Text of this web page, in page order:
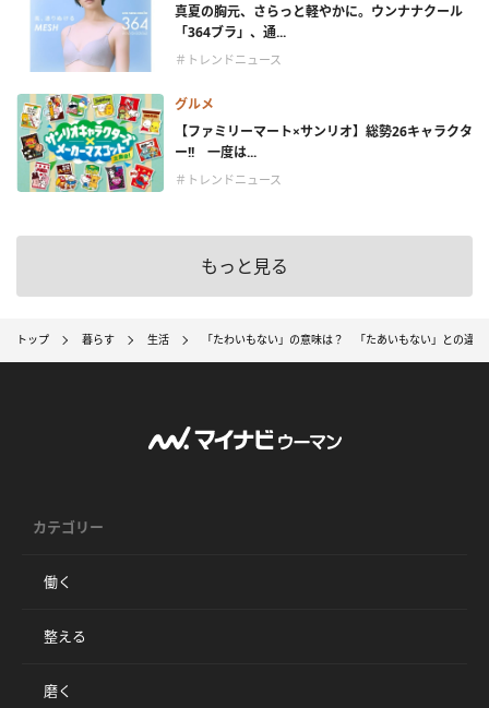
真夏の胸元、さらっと軽やかに。ウンナナクール
「364ブラ」、通...
＃トレンドニュース
グルメ
【ファミリーマート×サンリオ】総勢26キャラクタ
ー!! 一度は...
＃トレンドニュース
もっと見る
トップ 暮らす 生活 「たわいもない」の意味は？ 「たあいもない」との違
カテゴリー
働く
整える
磨く